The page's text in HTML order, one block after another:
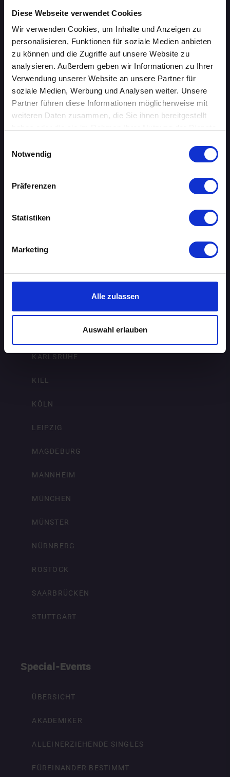
Diese Webseite verwendet Cookies
Wir verwenden Cookies, um Inhalte und Anzeigen zu
personalisieren, Funktionen für soziale Medien anbieten
zu können und die Zugriffe auf unsere Website zu
analysieren. Außerdem geben wir Informationen zu Ihrer
Verwendung unserer Website an unsere Partner für
soziale Medien, Werbung und Analysen weiter. Unsere
Partner führen diese Informationen möglicherweise mit
weiteren Daten zusammen, die Sie ihnen bereitgestellt
Notwendig
Präferenzen
Statistiken
Marketing
Alle zulassen
Auswahl erlauben
ÜBERSICHT
AACHEN
BERLIN
BIELEFELD
DORTMUND
DRESDEN
KARLSRUHE
KIEL
KÖLN
LEIPZIG
MAGDEBURG
MANNHEIM
MÜNCHEN
MÜNSTER
NÜRNBERG
ROSTOCK
SAARBRÜCKEN
STUTTGART
Special-Events
ÜBERSICHT
AKADEMIKER
ALLEINERZIEHENDE SINGLES
FÜREINANDER BESTIMMT